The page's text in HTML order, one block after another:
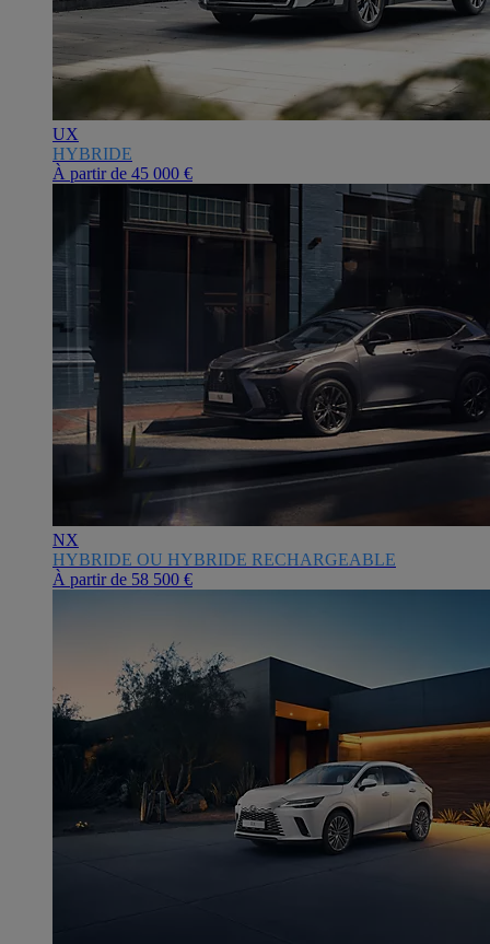
UX
HYBRIDE
À partir de 45 000 €
NX
HYBRIDE OU HYBRIDE RECHARGEABLE
À partir de 58 500 €